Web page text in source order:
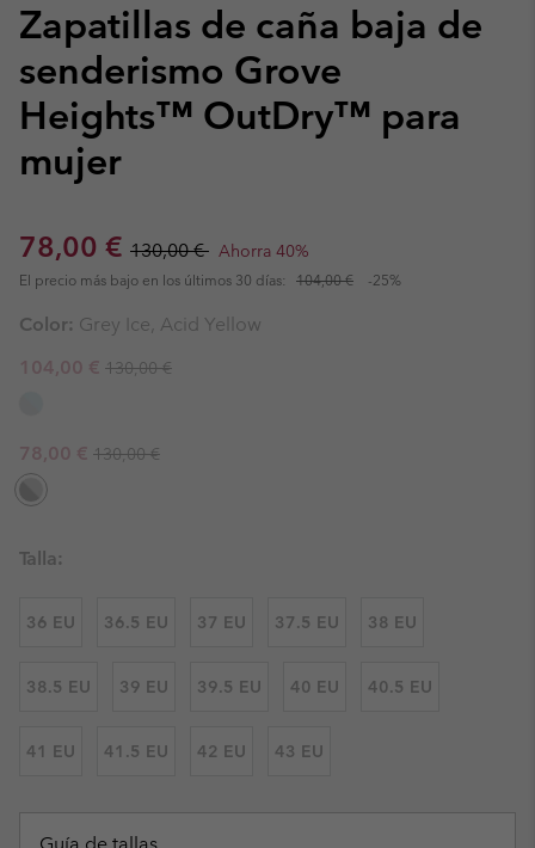
Zapatillas de caña baja de
senderismo Grove
Heights™ OutDry™ para
mujer
Sale price:
78,00 € Regular price:
130,00 € Ahorra 40%
El precio más bajo en los últimos 30 días: 104,00 € -25%
Color: Grey Ice, Acid Yellow
Sale price:
104,00 € Regular price:
130,00 €
Sale price:
78,00 € Regular price:
130,00 €
Talla:
36 EU 36.5 EU 37 EU 37.5 EU 38 EU
38.5 EU 39 EU 39.5 EU 40 EU 40.5 EU
41 EU 41.5 EU 42 EU 43 EU